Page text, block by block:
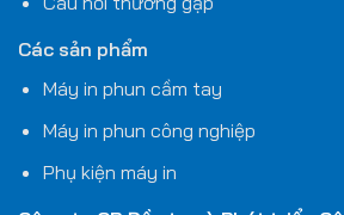
Các sản phẩm
Máy in phun cầm tay
Máy in phun công nghiệp
Phụ kiện máy in